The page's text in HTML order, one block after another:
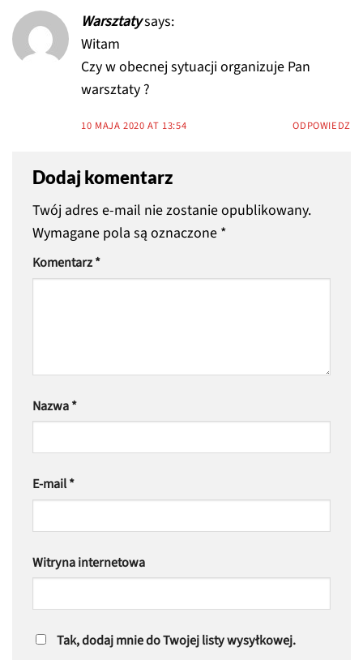
Warsztatysays:
Witam
Czy w obecnej sytuacji organizuje Pan
warsztaty ?
10 MAJA 2020 AT 13:54 ODPOWIEDZ
Dodaj komentarz
Twój adres e-mail nie zostanie opublikowany.
Wymagane pola są oznaczone *
Komentarz*
Nazwa*
E-mail*
Witryna internetowa
Tak, dodaj mnie do Twojej listy wysyłkowej.